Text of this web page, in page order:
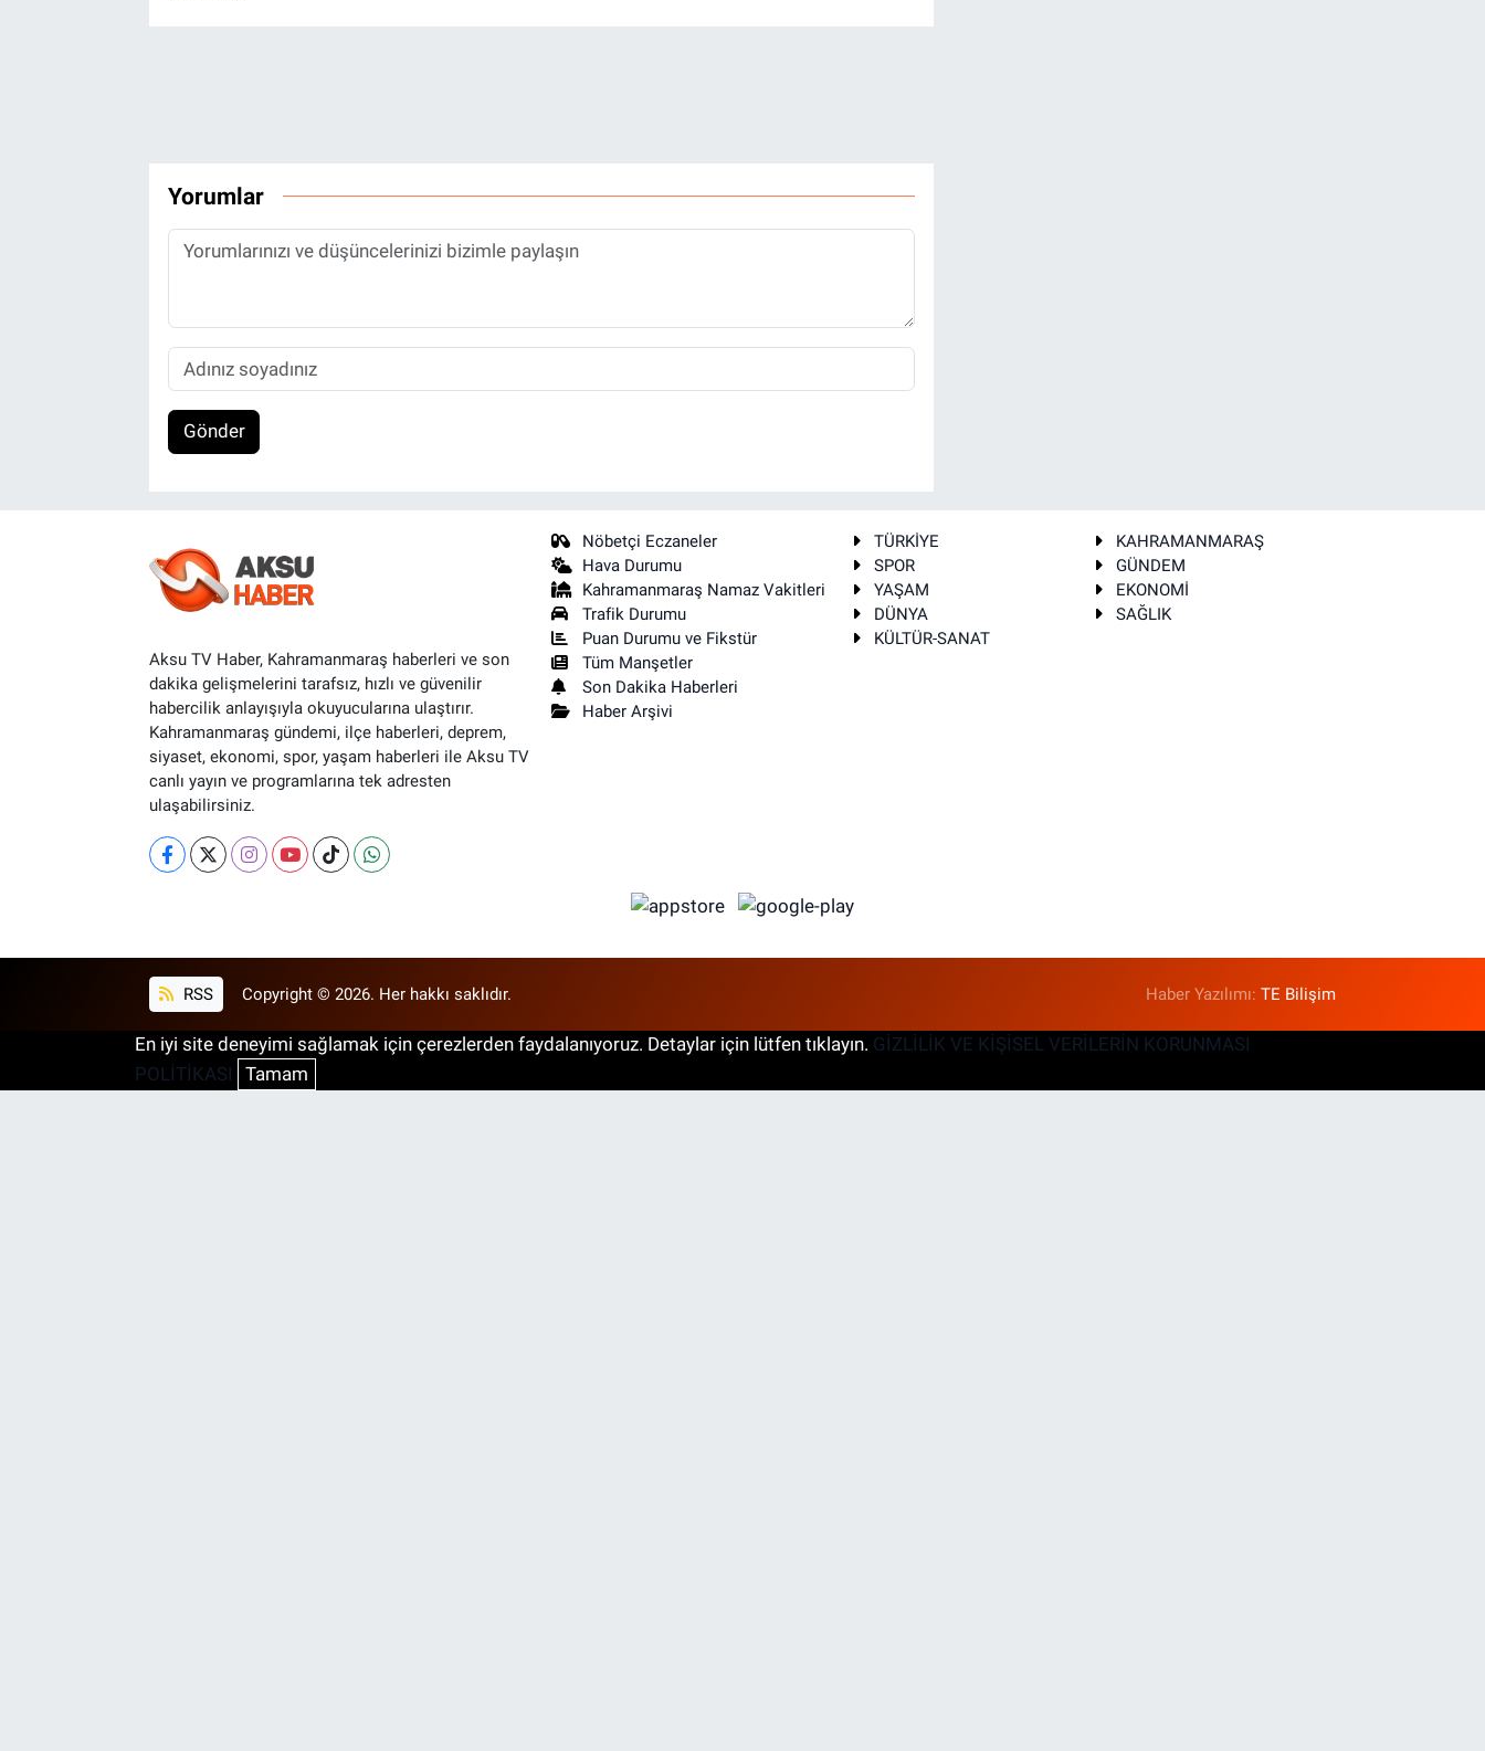
Yorumlar
Gönder
Aksu TV Haber, Kahramanmaraş haberleri ve son
dakika gelişmelerini tarafsız, hızlı ve güvenilir
habercilik anlayışıyla okuyucularına ulaştırır.
Kahramanmaraş gündemi, ilçe haberleri, deprem,
siyaset, ekonomi, spor, yaşam haberleri ile Aksu TV
canlı yayın ve programlarına tek adresten
ulaşabilirsiniz.
Nöbetçi Eczaneler
Hava Durumu
Kahramanmaraş Namaz Vakitleri
Trafik Durumu
Puan Durumu ve Fikstür
Tüm Manşetler
Son Dakika Haberleri
Haber Arşivi
TÜRKİYE
KAHRAMANMARAŞ
SPOR
GÜNDEM
YAŞAM
EKONOMİ
DÜNYA
SAĞLIK
KÜLTÜR-SANAT
RSS Copyright © 2026. Her hakkı saklıdır. Haber Yazılımı:TE Bilişim
En iyi site deneyimi sağlamak için çerezlerden faydalanıyoruz. Detaylar için lütfen tıklayın. GİZLİLİK VE KİŞİSEL VERİLERİN KORUNMASI
POLİTİKASI
Tamam